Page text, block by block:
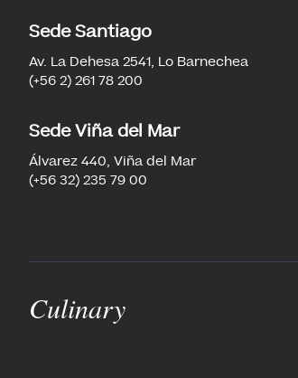
Sede Santiago
Av. La Dehesa 2541, Lo Barnechea
(+56 2) 261 78 200
Sede Viña del Mar
Álvarez 440, Viña del Mar
(+56 32) 235 79 00
Culinary